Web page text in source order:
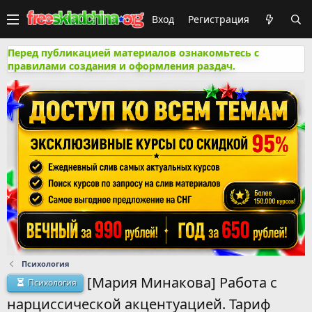
Вход Регистрация
Перед публикацией материалов ознакомьтесь с
правилами создания и оформления раздач.
Психология
Психология
[Мария Минакова] Работа с
нарциссической акцентуацией. Тариф